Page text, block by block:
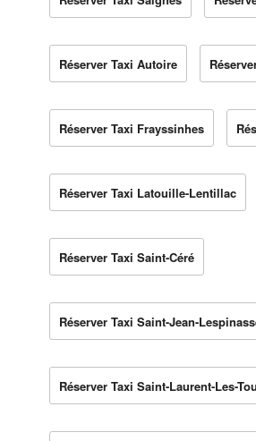
Réserver Taxi Autoire
Réserver Taxi Frayssinhes
Réserver Taxi Latouille-Lentillac
Réserver Taxi Saint-Céré
Réserver Taxi Saint-Jean-
Réserver Taxi Saint-Laurent-Les-